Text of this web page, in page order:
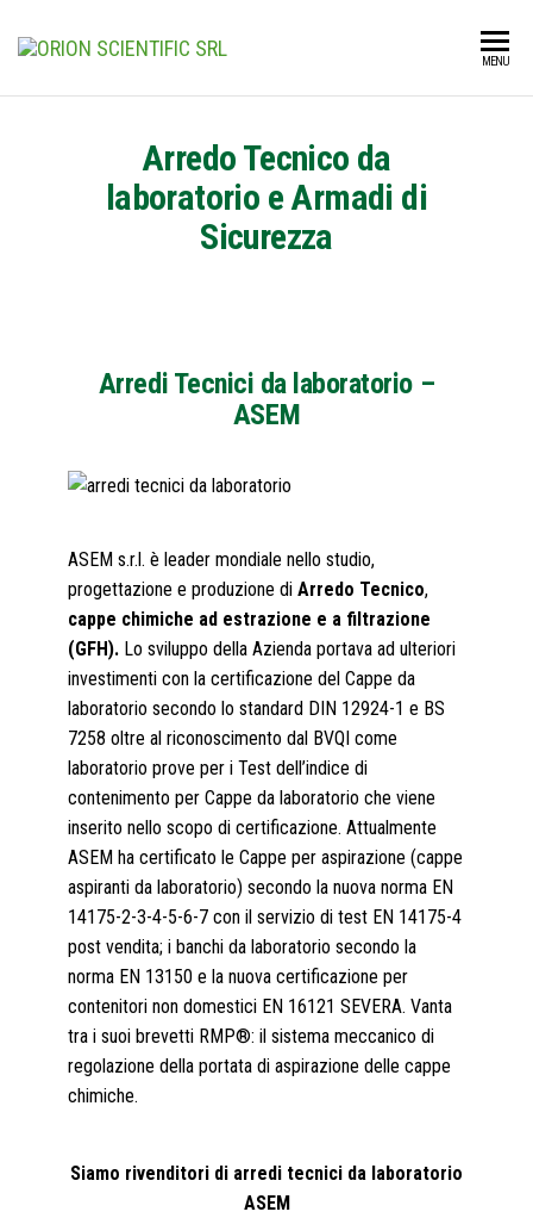
SCIENTIFIC
SRL
MENU
Arredo Tecnico da
laboratorio e Armadi di
Sicurezza
Arredi Tecnici da laboratorio –
ASEM
ASEM s.r.l. è leader mondiale nello studio,
progettazione e produzione di Arredo Tecnico,
cappe chimiche ad estrazione e a filtrazione
(GFH).Lo sviluppo della Azienda portava ad ulteriori
investimenti con la certificazione del Cappe da
laboratorio secondo lo standard DIN 12924-1 e BS
7258 oltre al riconoscimento dal BVQI come
laboratorio prove per i Test dell’indice di
contenimento per Cappe da laboratorio che viene
inserito nello scopo di certificazione. Attualmente
ASEM ha certificato le Cappe per aspirazione (cappe
aspiranti da laboratorio) secondo la nuova norma EN
14175-2-3-4-5-6-7 con il servizio di test EN 14175-4
post vendita; i banchi da laboratorio secondo la
norma EN 13150 e la nuova certificazione per
contenitori non domestici EN 16121 SEVERA. Vanta
tra i suoi brevetti RMP®: il sistema meccanico di
regolazione della portata di aspirazione delle cappe
chimiche.
Siamo rivenditori di arredi tecnici da laboratorio
ASEM